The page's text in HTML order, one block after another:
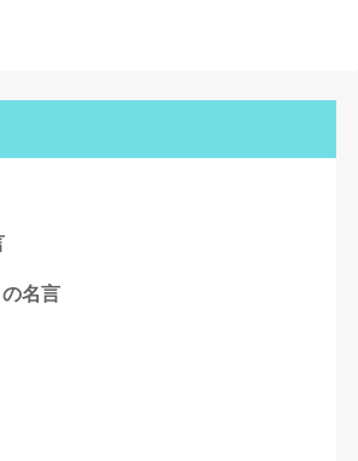
名言